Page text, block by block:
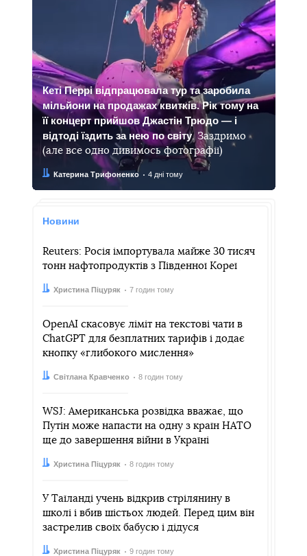
Кеті Перрі відпрацювала тур та заробила
мільйони на продажах квитків. Рік тому на
її концерт прийшов Джастін Трюдо — і
відтоді їздить за нею по світу. Заздримо
(але все одно дивимось фотографії)
Автор:
Катерина Трифоненко
Дата: 4 дні тому
Новини
Reuters: Росія імпортувала майже 30 тисяч
тонн нафтопродуктів з Південної Кореї
Автор:
Христина Піцуряк
Дата: 7 годин тому
OpenAI скасовує ліміт на текстові чати в
ChatGPT для безплатних тарифів і додає
кнопку «глибокого мислення»
Автор:
Світлана Кравченко
Дата: 8 годин тому
WSJ: Американська розвідка вважає, що
Путін може напасти на одну з країн НАТО
ще до завершення війни в Україні
Автор:
Христина Піцуряк
Дата: 8 годин тому
У Таїланді учень відкрив стрілянину в
школі і вбив шістьох людей. Перед цим він
застрелив своїх бабусю і дідуся
Автор:
Христина Піцуряк
Дата: 9 годин тому